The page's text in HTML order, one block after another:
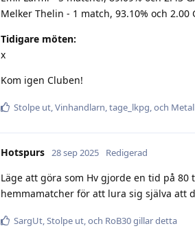
Melker Thelin - 1 match, 93.10% och 2.00
Tidigare möten:
x
Kom igen Cluben!
Stolpe ut,Vinhandlarn,tage_lkpg, och
Hotspurs 28 sep 2025 Redigerad
Läge att göra som Hv gjorde en tid på
hemmamatcher för att lura sig själva att
SargUt,Stolpe ut, och RoB30gillar detta